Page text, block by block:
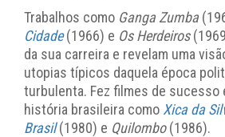
Trabalhos como Ganga Zumba
Cidade(1966) e Os Herdeiros
da sua carreira e revelam uma
utopias típicos daquela época
turbulenta. Fez filmes de sucesso
história brasileira como Xica da
Brasil (1980) e Quilombo(1986).